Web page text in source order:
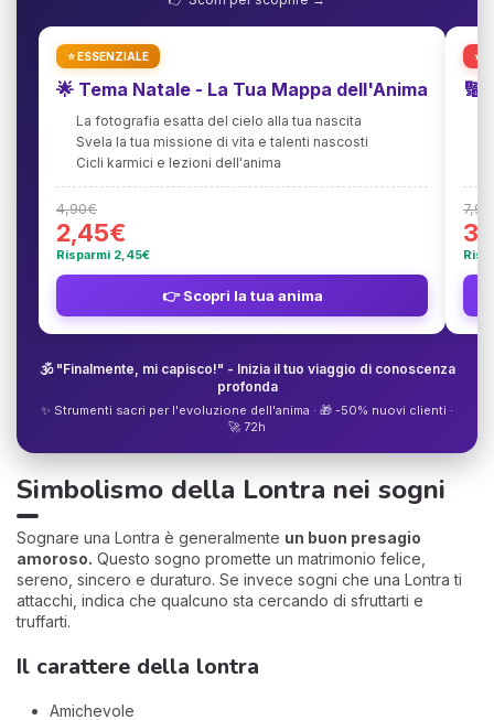
⭐ ESSENZIALE
🌟 Tema Natale - La Tua Mappa dell'Anima
La fotografia esatta del cielo alla tua nascita
Svela la tua missione di vita e talenti nascosti
Cicli karmici e lezioni dell'anima
4,90€
2,45€
Risparmi 2,45€
👉 Scopri la tua anima
⭐
🔢
🕉️ "Finalmente, mi capisco!" - Inizia il tuo viaggio di conoscenza
profonda
✨ Strumenti sacri per l'evoluzione dell'anima · 🎁 -50% nuovi clienti ·
🚀 72h
Simbolismo della Lontra nei sogni
Sognare una Lontra è generalmente un buon presagio
amoroso. Questo sogno promette un matrimonio felice,
sereno, sincero e duraturo. Se invece sogni che una Lontra ti
attacchi, indica che qualcuno sta cercando di sfruttarti e
truffarti.
Il carattere della lontra
Amichevole